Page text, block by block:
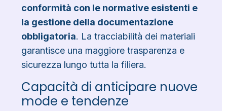
conformità con le normative esistenti e
la gestione della documentazione
obbligatoria. La tracciabilità dei materiali
garantisce una maggiore trasparenza e
sicurezza lungo tutta la filiera.
Capacità di anticipare nuove
mode e tendenze